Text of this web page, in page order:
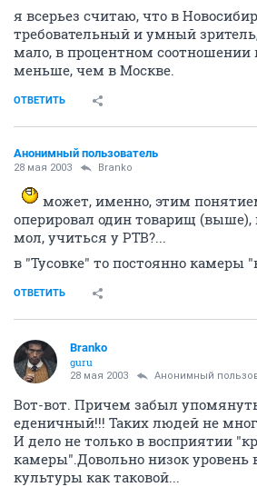
я всерьез считаю, что в
требовательный и умный
мало, в процентном соотношении
меньше, чем в Москве.
ОТВЕТИТЬ
Анонимный пользователь
28 мая 2003 Branko
может, именно, этим
оперировал один товарищ (выше),
мол, учиться у РТВ?...
в "Тусовке" то постоянно камеры
ОТВЕТИТЬ
Branko
guru
28 мая 2003 Анонимный
Вот-вот. Причем забыл
еденичный!!! Таких людей не
И дело не только в восприятии
камеры".Довольно низок уровень
культуры как таковой...